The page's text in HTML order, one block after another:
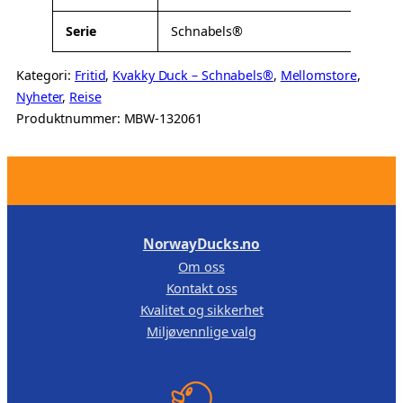
Serie Schnabels®
Kategori: Fritid, Kvakky Duck – Schnabels®, Mellomstore
Nyheter, Reise
Produktnummer: MBW-132061
NorwayDucks.no
Om oss
Kontakt oss
Kvalitet og sikkerhet
Miljøvennlige valg